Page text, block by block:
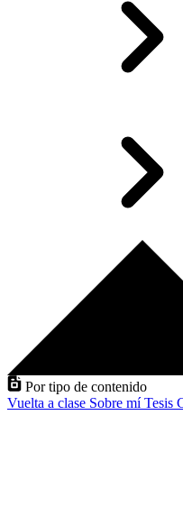
Por tipo de contenido
Vuelta a clase Sobre míTesis